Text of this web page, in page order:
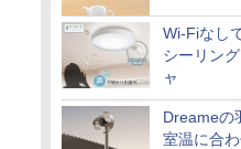
Wi-Fiなし
シーリン
ャ
Dreame
室温に合